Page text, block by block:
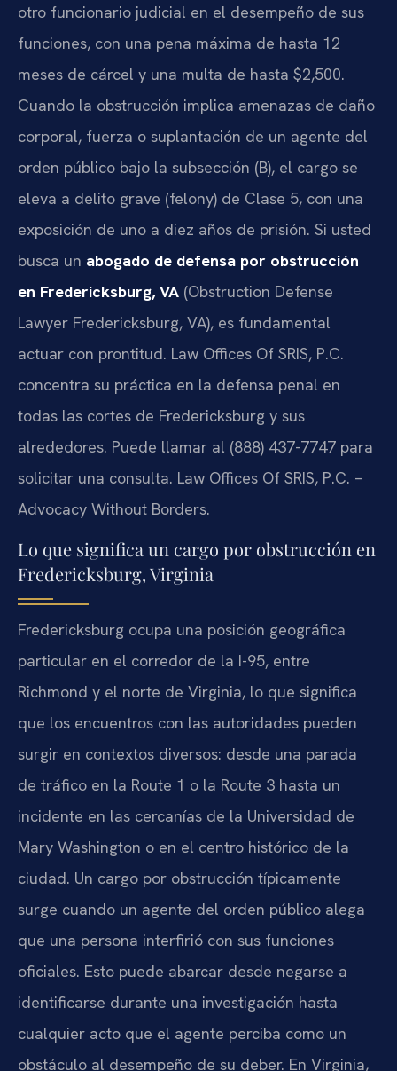
otro funcionario judicial en el desempeño de sus
funciones, con una pena máxima de hasta 12
meses de cárcel y una multa de hasta $2,500.
Cuando la obstrucción implica amenazas de daño
corporal, fuerza o suplantación de un agente del
orden público bajo la subsección (B), el cargo se
eleva a delito grave (felony) de Clase 5, con una
exposición de uno a diez años de prisión. Si usted
busca un abogado de defensa por obstrucción
en Fredericksburg, VA (Obstruction Defense
Lawyer Fredericksburg, VA), es fundamental
actuar con prontitud. Law Offices Of SRIS, P.C.
concentra su práctica en la defensa penal en
todas las cortes de Fredericksburg y sus
alrededores. Puede llamar al (888) 437-7747 para
solicitar una consulta. Law Offices Of SRIS, P.C. –
Advocacy Without Borders.
Lo que significa un cargo por obstrucción en
Fredericksburg, Virginia
Fredericksburg ocupa una posición geográfica
particular en el corredor de la I-95, entre
Richmond y el norte de Virginia, lo que significa
que los encuentros con las autoridades pueden
surgir en contextos diversos: desde una parada
de tráfico en la Route 1 o la Route 3 hasta un
incidente en las cercanías de la Universidad de
Mary Washington o en el centro histórico de la
ciudad. Un cargo por obstrucción típicamente
surge cuando un agente del orden público alega
que una persona interfirió con sus funciones
oficiales. Esto puede abarcar desde negarse a
identificarse durante una investigación hasta
cualquier acto que el agente perciba como un
obstáculo al desempeño de su deber. En Virginia,